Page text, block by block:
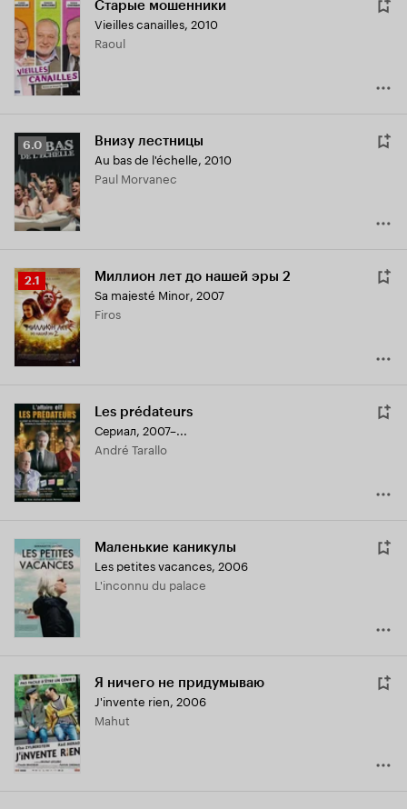
Старые мошенники
Vieilles canailles, 2010
Raoul
Рейтинг
Кинопоиска
6.0
6.0 Внизу лестницы
Au bas de l'échelle, 2010
Paul Morvanec
Рейтинг
Кинопоиска
2.1
2.1 Миллион лет до нашей эры 2
Sa majesté Minor, 2007
Firos
Les prédateurs
Сериал, 2007–...
André Tarallo
Маленькие каникулы
Les petites vacances, 2006
L'inconnu du palace
Я ничего не придумываю
J'invente rien, 2006
Mahut